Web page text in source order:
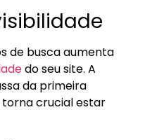
de busca aumenta
do seu site. A
da primeira
torna crucial estar